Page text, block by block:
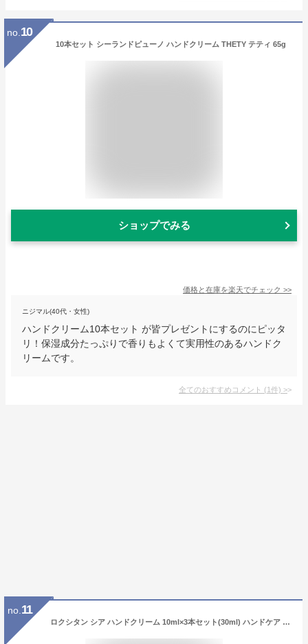
no. 10
10本セット シーランドピューノ ハンドクリーム THETY テティ 65g
ショップでみる
価格と在庫を楽天でチェック >>
ニジマル(40代・女性)
ハンドクリーム10本セット が皆プレゼントにするのにピッタ
リ！保湿成分たっぷりで香りもよくて実用性のあるハンドク
リームです。
全てのおすすめコメント (1件) >
no. 11
ロクシタン シア ハンドクリーム 10ml×3本セット(30ml) ハンドケア ミニサイズ L'OCCITANE ハンドケア [2127]メール便無料[A][TN100] シアバター ネイルケア プレゼント ギフト 母の日 クリスマス 誕生日 バレンタイン